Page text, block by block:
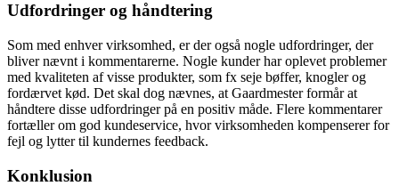
Udfordringer og håndtering
Som med enhver virksomhed, er der også nogle udfordringer, der
bliver nævnt i kommentarerne. Nogle kunder har oplevet problemer
med kvaliteten af visse produkter, som fx seje bøffer, knogler og
fordærvet kød. Det skal dog nævnes, at Gaardmester formår at
håndtere disse udfordringer på en positiv måde. Flere kommentarer
fortæller om god kundeservice, hvor virksomheden kompenserer for
fejl og lytter til kundernes feedback.
Konklusion